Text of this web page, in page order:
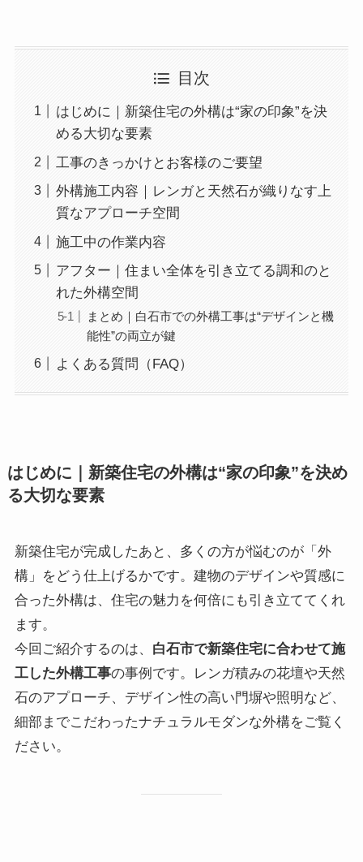
目次
はじめに｜新築住宅の外構は“家の印象”を決
める大切な要素
工事のきっかけとお客様のご要望
外構施工内容｜レンガと天然石が織りなす上
質なアプローチ空間
施工中の作業内容
アフター｜住まい全体を引き立てる調和のと
れた外構空間
まとめ｜白石市での外構工事は“デザインと機
能性”の両立が鍵
よくある質問（FAQ）
はじめに｜新築住宅の外構は“家の印象”を決め
る大切な要素
新築住宅が完成したあと、多くの方が悩むのが「外
構」をどう仕上げるかです。建物のデザインや質感に
合った外構は、住宅の魅力を何倍にも引き立ててくれ
ます。
今回ご紹介するのは、 白石市で新築住宅に合わせて施
工した外構工事の事例です。レンガ積みの花壇や天然
石のアプローチ、デザイン性の高い門塀や照明など、
細部までこだわったナチュラルモダンな外構をご覧く
ださい。